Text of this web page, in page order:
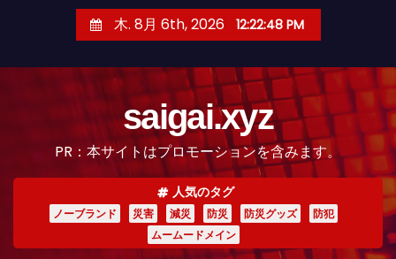
木. 8月 6th, 2026 12:22:50 PM
saigai.xyz
PR：本サイトはプロモーションを含みます。
人気のタグ
ノーブランド 災害 減災 防災 防災グッズ
防犯
ムームードメイン